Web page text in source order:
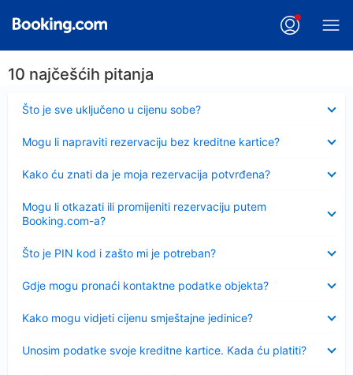
10 najčešćih pitanja
Što je sve uključeno u cijenu sobe?
Sažeto
Mogu li napraviti rezervaciju bez kreditne kartice?
Kako ću znati da je moja rezervacija potvrđena?
Mogu li otkazati ili promijeniti rezervaciju putem
Booking.com-a?
Što je PIN kod i zašto mi je potreban?
Sažeto
Gdje mogu pronaći kontaktne podatke objekta?
Kako mogu vidjeti cijenu smještajne jedinice?
Unosim podatke svoje kreditne kartice. Kada ću platiti?